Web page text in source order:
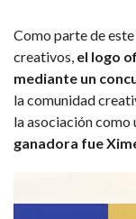
Como parte de
creativos, el logo
mediante un
la comunidad
la asociación como
ganadora fue